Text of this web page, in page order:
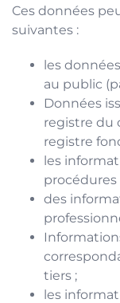
Ces données
suivantes :
les
au public
Données
registre du
registre
les
procédures
des
tiers ;
les